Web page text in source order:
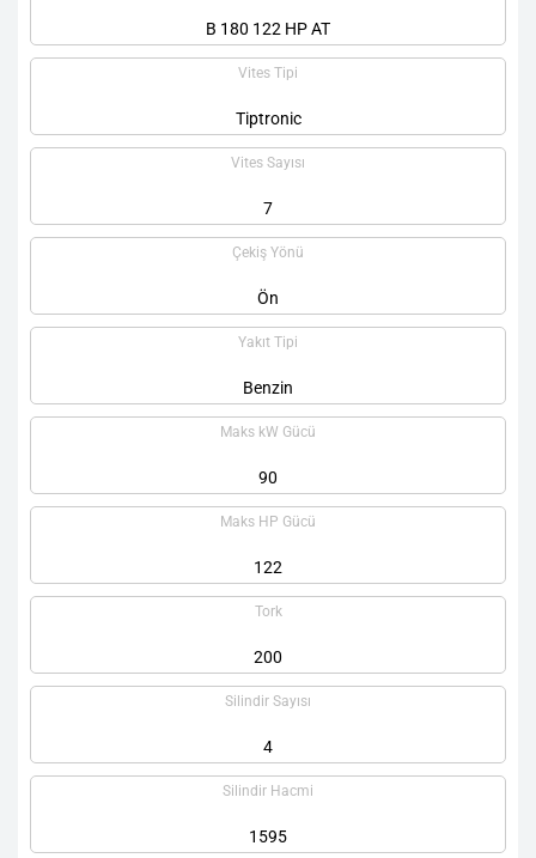
B 180 122 HP AT
Vites Tipi
Tiptronic
Vites Sayısı
7
Çekiş Yönü
Ön
Yakıt Tipi
Benzin
Maks kW Gücü
90
Maks HP Gücü
122
Tork
200
Silindir Sayısı
4
Silindir Hacmi
1595